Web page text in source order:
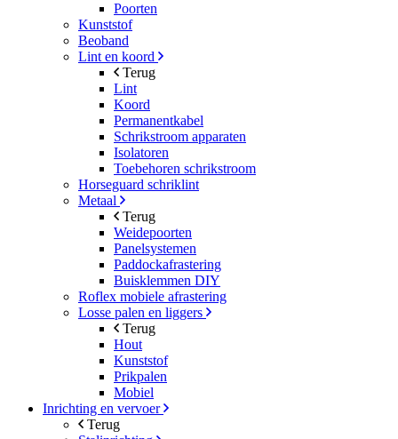
Poorten
Kunststof
Beoband
Lint en koord
Terug
Lint
Koord
Permanentkabel
Schrikstroom apparaten
Isolatoren
Toebehoren schrikstroom
Horseguard schriklint
Metaal
Terug
Weidepoorten
Panelsystemen
Paddockafrastering
Buisklemmen DIY
Roflex mobiele afrastering
Losse palen en liggers
Terug
Hout
Kunststof
Prikpalen
Mobiel
Inrichting en vervoer
Terug